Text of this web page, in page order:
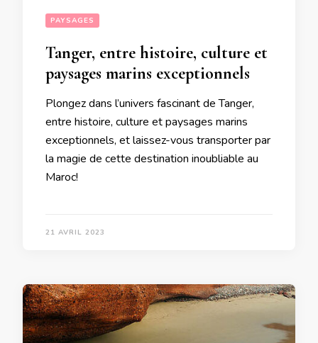
PAYSAGES
Tanger, entre histoire, culture et
paysages marins exceptionnels
Plongez dans l’univers fascinant de Tanger,
entre histoire, culture et paysages marins
exceptionnels, et laissez-vous transporter par
la magie de cette destination inoubliable au
Maroc!
21 AVRIL 2023